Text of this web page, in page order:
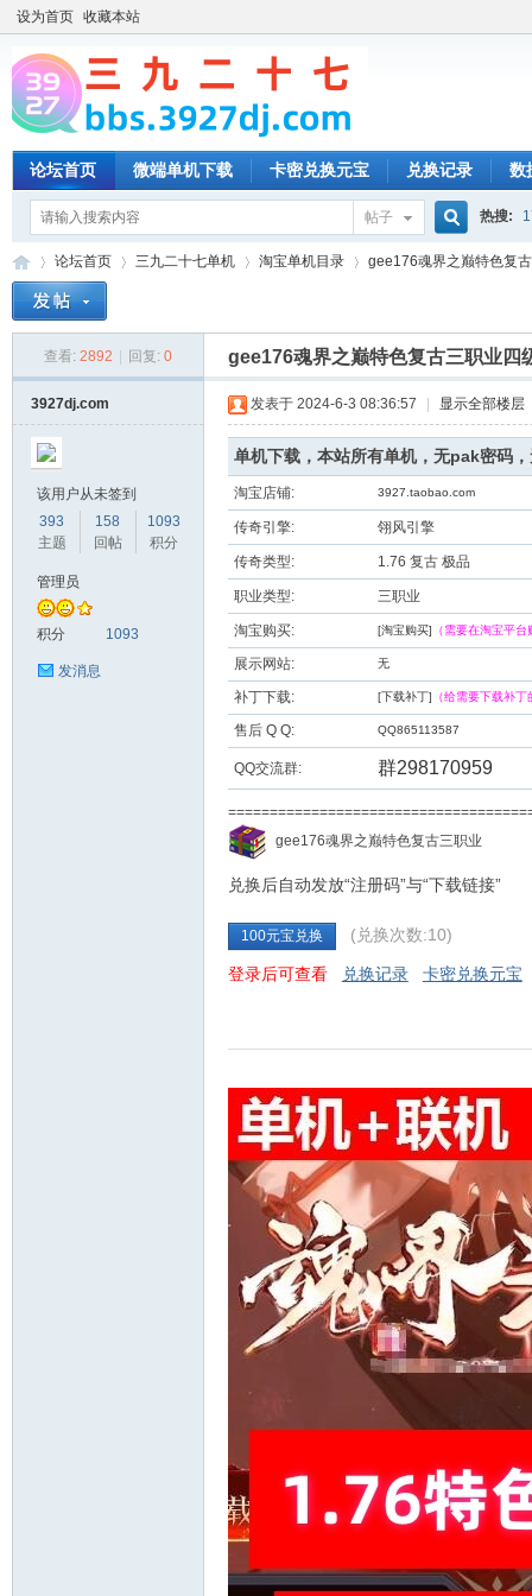
设为首页 收藏本站
论坛首页 微端单机下载 卡密兑换元宝 兑换记录 数
帖子
搜
索
热搜:
论坛首页
›
三九二十七单机
›
淘宝单机目录
›
gee176魂界之巅特色复
查看: 2892 回复: 0 gee176魂界之巅特色复古三职业四
3927dj.com
该用户从未签到
393
主题
158
回帖
1093
积分
管理员
积分 1093
发消息
发表于 2024-6-3 08:36:57 显示全部楼层
单机下载，本站所有单机，无pak密码
淘宝店铺: 3927.taobao.com
传奇引擎: 翎风引擎
传奇类型: 1.76 复古 极品
职业类型: 三职业
淘宝购买: [淘宝购买] （需要在淘宝平
展示网站: 无
补丁下载: [下载补丁] （给需要下载补
售后 Q Q: QQ865113587
QQ交流群: 群298170959
gee176魂界之巅特色复古三职业
兑换后自动发放“注册码”与“下载链接”
100元宝兑换 (兑换次数:10)
登录后可查看 兑换记录 卡密兑换元宝